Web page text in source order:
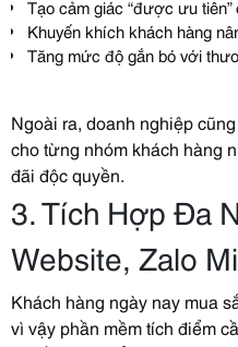
Tạo cảm giác “được ưu
Khuyến khích khách hàng
Tăng mức độ gắn bó với
Ngoài ra, doanh nghiệp
cho từng nhóm khách hàng
đãi độc quyền.
3. Tích Hợp Đa
Website, Zalo
Khách hàng ngày nay mua
vì vậy phần mềm tích điểm